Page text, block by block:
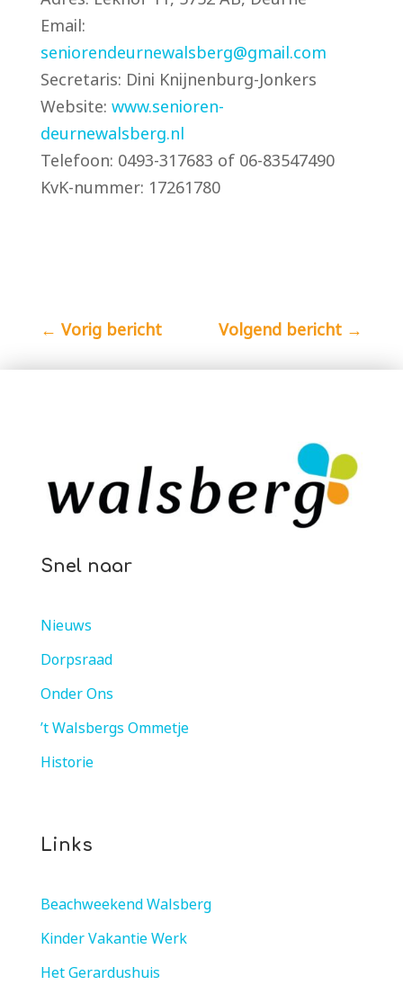
Email:
seniorendeurnewalsberg@gmail.com
Secretaris: Dini Knijnenburg-Jonkers
Website: www.senioren-
deurnewalsberg.nl
Telefoon: 0493-317683 of 06-83547490
KvK-nummer: 17261780
← Vorig bericht Volgend bericht →
Snel naar
Nieuws
Dorpsraad
Onder Ons
’t Walsbergs Ommetje
Historie
Links
Beachweekend Walsberg
Kinder Vakantie Werk
Het Gerardushuis